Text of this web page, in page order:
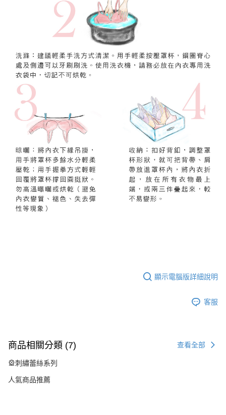
顯示電腦版詳細說明
客服
商品相關分類 (7) 查看全部
🎡刺繡蕾絲系列
人氣商品推薦